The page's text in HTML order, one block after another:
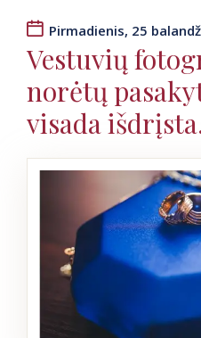
Pirmadienis, 25
Vestuvių
norėtų
visada